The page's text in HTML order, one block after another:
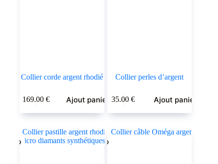
Collier corde argent rhodié
169.00 € Ajout panier
Collier perles d’argent
35.00€ Ajout panier